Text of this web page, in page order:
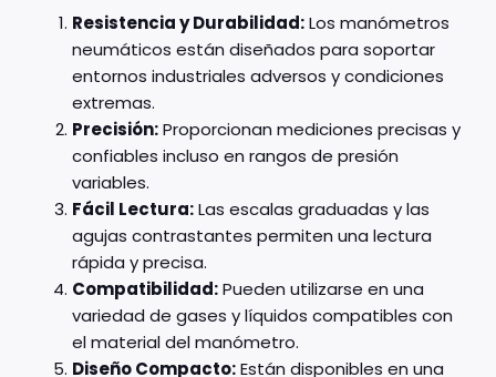
Resistencia y Durabilidad:Los manómetros
neumáticos están diseñados para soportar
entornos industriales adversos y condiciones
extremas.
Precisión:Proporcionan mediciones precisas y
confiables incluso en rangos de presión
variables.
Fácil Lectura:Las escalas graduadas y las
agujas contrastantes permiten una lectura
rápida y precisa.
Compatibilidad:Pueden utilizarse en una
variedad de gases y líquidos compatibles con
el material del manómetro.
Diseño Compacto:Están disponibles en una